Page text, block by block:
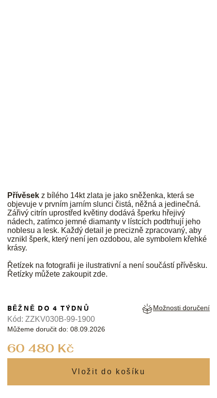
Přívěsek z bílého 14kt zlata je jako sněženka, která se
objevuje v prvním jarním slunci čistá, něžná a jedinečná.
Zářivý citrín uprostřed květiny dodává šperku hřejivý
nádech, zatímco jemné diamanty v lístcích podtrhují jeho
noblesu a lesk. Každý detail je precizně zpracovaný, aby
vznikl šperk, který není jen ozdobou, ale symbolem křehké
krásy.
Řetízek na fotografii je ilustrativní a není součástí přívěsku.
Řetízky můžete zakoupitzde.
60 480 Kč
BĚŽNĚ DO 4 TÝDNŮ
Můžeme doručit do: 08.09.2026
Možnosti doručení
Kód: ZZKV030B-99-1900